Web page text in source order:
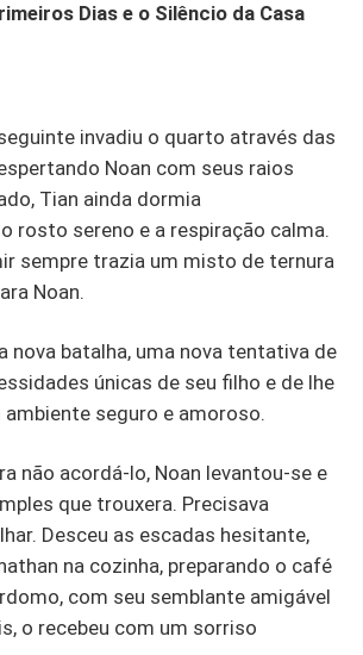
Dias e o Silêncio da Casa
invadiu o quarto através das
Noan com seus raios
Tian ainda dormia
rosto sereno e a respiração calma.
sempre trazia um misto de ternura
Noan.
nova batalha, uma nova tentativa de
únicas de seu filho e de lhe
seguro e amoroso.
não acordá-lo, Noan levantou-se e
que trouxera. Precisava
Desceu as escadas hesitante,
na cozinha, preparando o café
com seu semblante amigável
o recebeu com um sorriso